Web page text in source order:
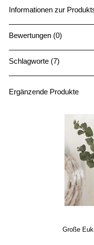
Informationen zur
Bewertungen (0)
Schlagworte (7)
Ergänzende Produkte
Große